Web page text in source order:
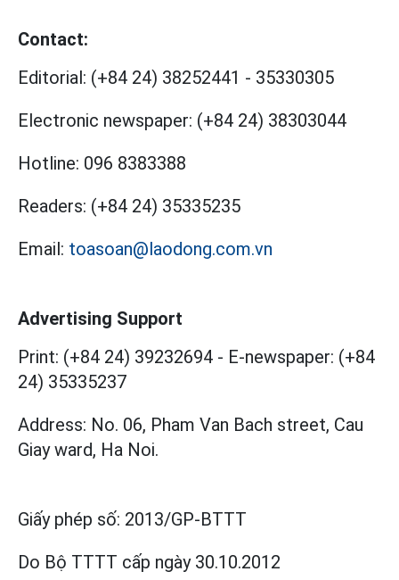
Contact:
Editorial: (+84 24) 38252441 - 35330305
Electronic newspaper: (+84 24) 38303044
Hotline: 096 8383388
Readers: (+84 24) 35335235
Email: toasoan@laodong.com.vn
Advertising Support
Print: (+84 24) 39232694 - E-newspaper: (+84
24) 35335237
Address: No. 06, Pham Van Bach street, Cau
Giay ward, Ha Noi.
Giấy phép số: 2013/GP-BTTT
Do Bộ TTTT cấp ngày 30.10.2012